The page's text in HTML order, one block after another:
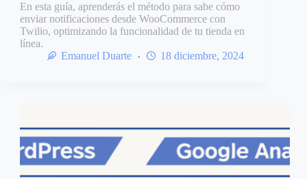
En esta guía, aprenderás el método para sabe cómo
enviar notificaciones desde WooCommerce con
Twilio, optimizando la funcionalidad de tu tienda en
línea.
Emanuel Duarte
18 diciembre, 2024